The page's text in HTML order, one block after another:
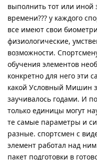
выполнить тот или иной
времени??? у каждого
все имеют свои
физиологические,
возможности.
обучения элементов
конкретно для него эти
какой Условный Мишин
заучивалось годами. И
только единицы могут
те самые параметры и
разные. спортсмен с
элемент работал над
пакет подготовки в